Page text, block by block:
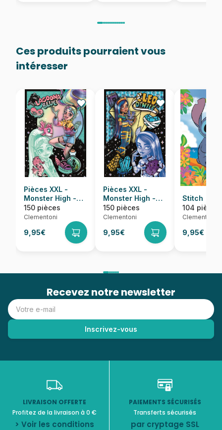
Ces produits pourraient vous
intéresser
Pièces XXL -
Monster High -
Draculauna
150 pièces
Clementoni
9,95€
Pièces XXL -
Monster High -
Frankie Stein
150 pièces
Clementoni
9,95€
Stitch
104 pièces
Clementoni
9,95€
Recevez notre newsletter
LIVRAISON OFFERTE
Profitez de la livraison à 0 €
> Voir les conditions
PAIEMENTS SÉCURISÉS
Transferts sécurisés
par cryptage SSL